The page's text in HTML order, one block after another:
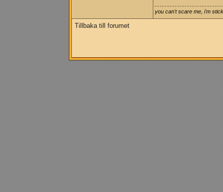
you can't scare me, i'm
Tillbaka till forumet